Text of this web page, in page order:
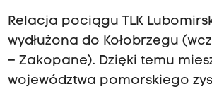
Relacja pociągu TLK
wydłużona do Kołobrzegu
– Zakopane). Dzięki temu
województwa pomorskiego